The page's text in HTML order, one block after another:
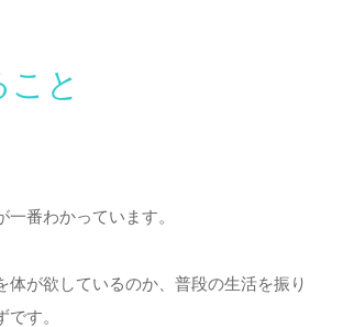
こと
一番わかっています。
体が欲しているのか、普段の生活を振り
す。